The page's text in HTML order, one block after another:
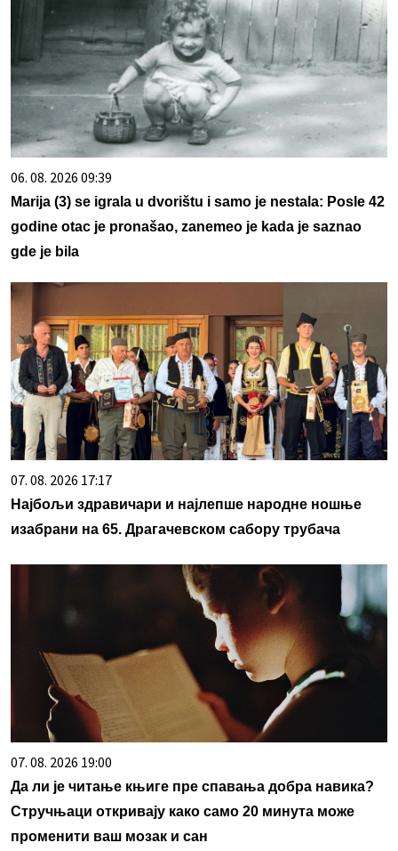
06. 08. 2026 09:39
Marija (3) se igrala u dvorištu i samo je nestala: Posle 42
godine otac je pronašao, zanemeo je kada je saznao
gde je bila
07. 08. 2026 17:17
Најбољи здравичари и најлепше народне ношње
изабрани на 65. Драгачевском сабору трубача
07. 08. 2026 19:00
Да ли је читање књиге пре спавања добра навика?
Стручњаци откривају како само 20 минута може
променити ваш мозак и сан